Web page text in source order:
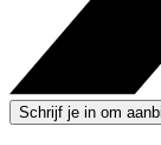
Schrijf je in om